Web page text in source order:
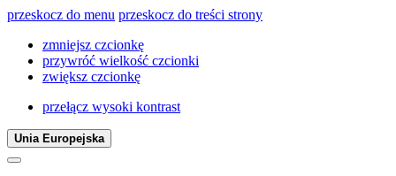
przeskocz do menu przeskocz do treści strony
zmniejsz czcionkę
przywróć wielkość czcionki
zwiększ czcionkę
przełącz wysoki kontrast
Unia Europejska